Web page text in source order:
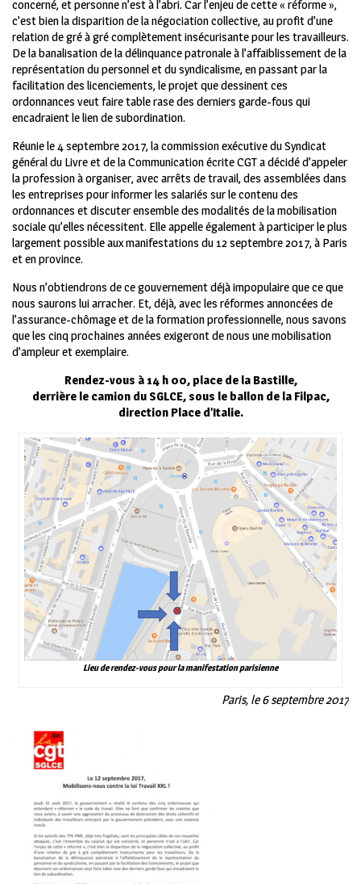
concerné, et personne n’est à l’abri. Car l’enjeu de cette « réforme »,
c’est bien la disparition de la négociation collective, au profit d’une
relation de gré à gré complètement insécurisante pour les travailleurs.
De la banalisation de la délinquance patronale à l’affaiblissement de la
représentation du personnel et du syndicalisme, en passant par la
facilitation des licenciements, le projet que dessinent ces
ordonnances veut faire table rase des derniers garde-fous qui
encadraient le lien de subordination.
Réunie le 4 septembre 2017, la commission exécutive du Syndicat
général du Livre et de la Communication écrite CGT a décidé d’appeler
la profession à organiser, avec arrêts de travail, des assemblées dans
les entreprises pour informer les salariés sur le contenu des
ordonnances et discuter ensemble des modalités de la mobilisation
sociale qu’elles nécessitent. Elle appelle également à participer le plus
largement possible aux manifestations du 12 septembre 2017, à Paris
et en province.
Nous n’obtiendrons de ce gouvernement déjà impopulaire que ce que
nous saurons lui arracher. Et, déjà, avec les réformes annoncées de
l’assurance-chômage et de la formation professionnelle, nous savons
que les cinq prochaines années exigeront de nous une mobilisation
d’ampleur et exemplaire.
Rendez-vous à 14 h 00, place de la Bastille,
derrière le camion du SGLCE, sous le ballon de la Filpac,
direction Place d’Italie.
Lieu de rendez-vous pour la manifestation parisienne
Paris, le 6 septembre 2017